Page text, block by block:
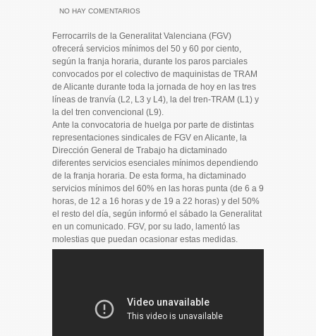
NO HAY COMENTARIOS
Ferrocarrils de la Generalitat Valenciana (FGV)
ofrecerá servicios mínimos del 50 y 60 por ciento,
según la franja horaria, durante los paros parciales
convocados por el colectivo de maquinistas de TRAM
de Alicante durante toda la jornada de hoy en las tres
líneas de tranvía (L2, L3 y L4), la del tren-TRAM (L1) y
la del tren convencional (L9).
Ante la convocatoria de huelga por parte de distintas
representaciones sindicales de FGV en Alicante, la
Dirección General de Trabajo ha dictaminado
diferentes servicios esenciales mínimos dependiendo
de la franja horaria. De esta forma, ha dictaminado
servicios mínimos del 60% en las horas punta (de 6 a 9
horas, de 12 a 16 horas y de 19 a 22 horas) y del 50%
el resto del día, según informó el sábado la Generalitat
en un comunicado. FGV, por su lado, lamentó las
molestias que puedan ocasionar estas medidas.